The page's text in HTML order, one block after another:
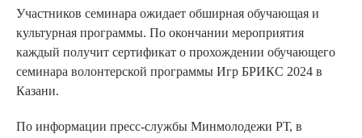
Участников семинара ожидает обширная обучающая и
культурная программы. По окончании мероприятия
каждый получит сертификат о прохождении обучающего
семинара волонтерской программы Игр БРИКС 2024 в
Казани.
По информации пресс-службы Минмолодежи РТ, в